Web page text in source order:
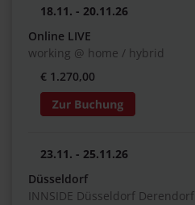
18.11. - 20.11.26
Online LIVE
working @ home / hybrid
€ 1.270,00
23.11. - 25.11.26
Düsseldorf
INNSIDE Düsseldorf Derendorf